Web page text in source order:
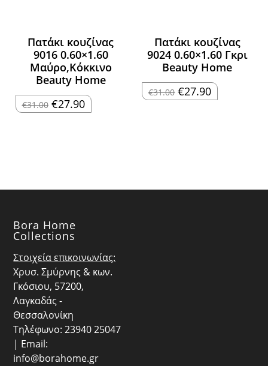
Πατάκι κουζίνας
9016 0.60×1.60
Μαύρο,Κόκκινο
Beauty Home
€31.00 Original
price
€27.90Η
τρέχουσα
Πατάκι κουζίνας
9024 0.60×1.60 Γκρι
Beauty Home
€31.00 Original
price
€27.90Η
τρέχουσα
Bora Home
Collections
Στοιχεία επικοινωνίας:
Χρυσ. Σμύρνης & κων.
Γκόσιου, 57200,
Λαγκαδάς -
Θεσσαλονίκη
Τηλέφωνο: 23940 25047
| Email:
info@borahome.gr